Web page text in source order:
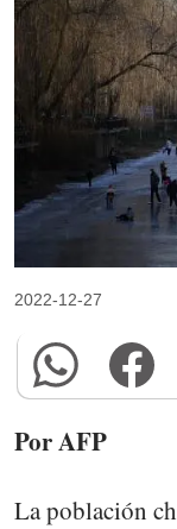
2022-12-27
Por AFP
La población